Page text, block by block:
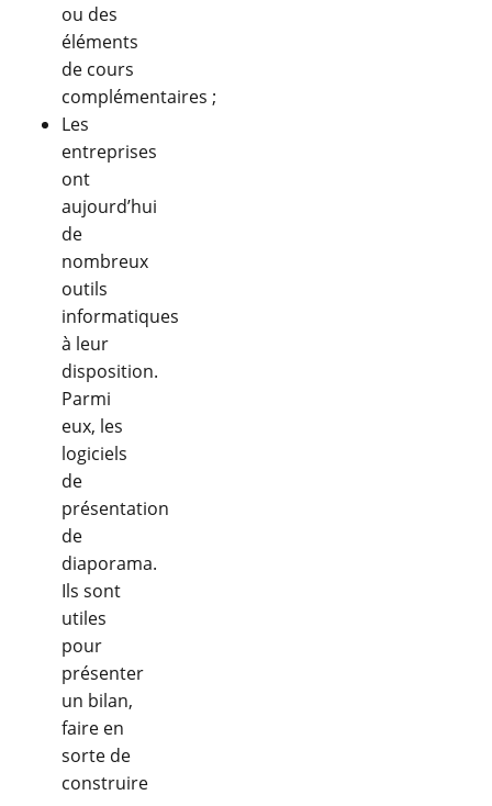
ou des
éléments
de cours
complémentaires ;
Les
entreprises
ont
aujourd’hui
de
nombreux
outils
informatiques
à leur
disposition.
Parmi
eux, les
logiciels
de
présentation
de
diaporama.
Ils sont
utiles
pour
présenter
un bilan,
faire en
sorte de
construire